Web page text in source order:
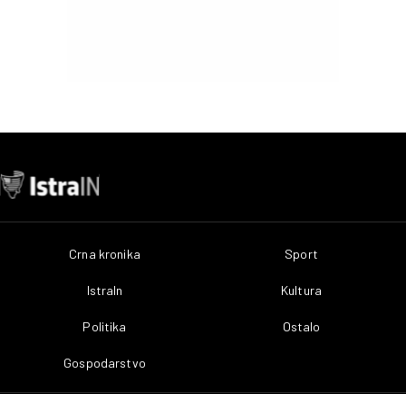
Crna kronika
IstraIn
Politika
Gospodarstvo
Sport
Kultura
Ostalo